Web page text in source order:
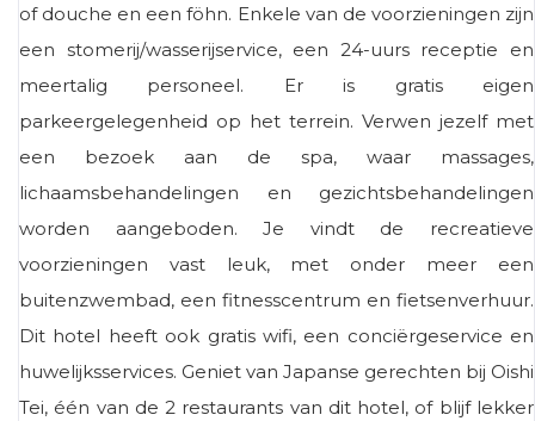
of douche en een föhn. Enkele van de voorzieningen zijn
een stomerij/wasserijservice, een 24-uurs receptie en
meertalig personeel. Er is gratis eigen
parkeergelegenheid op het terrein. Verwen jezelf met
een bezoek aan de spa, waar massages,
lichaamsbehandelingen en gezichtsbehandelingen
worden aangeboden. Je vindt de recreatieve
voorzieningen vast leuk, met onder meer een
buitenzwembad, een fitnesscentrum en fietsenverhuur.
Dit hotel heeft ook gratis wifi, een conciërgeservice en
huwelijksservices. Geniet van Japanse gerechten bij Oishi
Tei, één van de 2 restaurants van dit hotel, of blijf lekker